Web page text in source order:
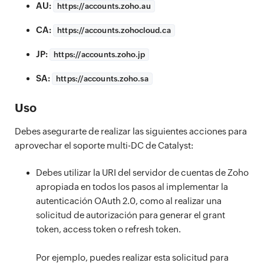
AU: https://accounts.zoho.au
CA: https://accounts.zohocloud.ca
JP: https://accounts.zoho.jp
SA: https://accounts.zoho.sa
Uso
Debes asegurarte de realizar las siguientes acciones para
aprovechar el soporte multi-DC de Catalyst:
Debes utilizar la URI del servidor de cuentas de Zoho
apropiada en todos los pasos al implementar la
autenticación OAuth 2.0, como al realizar una
solicitud de autorización para generar el grant
token, access token o refresh token.
Por ejemplo, puedes realizar esta solicitud para